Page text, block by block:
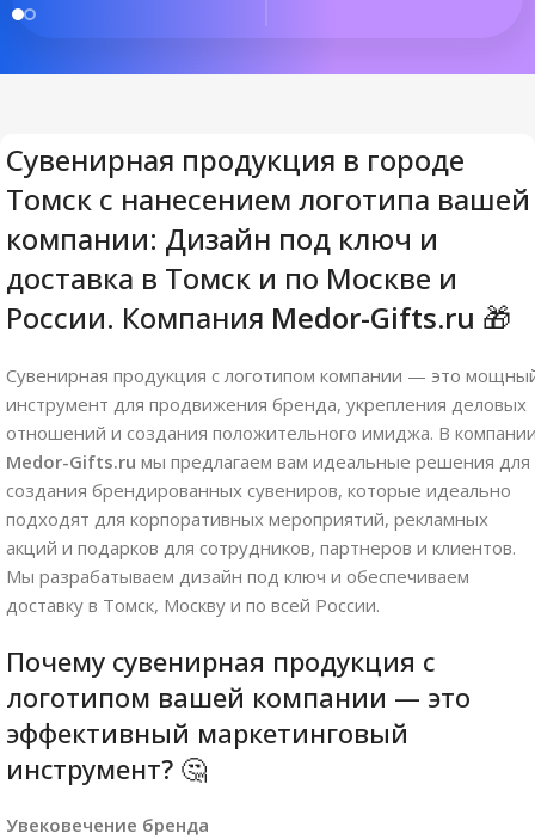
Сувенирная продукция в городе
Томск с нанесением логотипа вашей
компании: Дизайн под ключ и
доставка в Томск и по Москве и
России. Компания Medor-Gifts.ru 🎁
Сувенирная продукция с логотипом компании — это
инструмент для продвижения бренда, укрепления деловых
отношений и создания положительного имиджа. В
Medor-Gifts.ru мы предлагаем вам идеальные решения для
создания брендированных сувениров, которые идеально
подходят для корпоративных мероприятий, рекламных
акций и подарков для сотрудников, партнеров и клиентов.
Мы разрабатываем дизайн под ключ и обеспечиваем
доставку в Томск, Москву и по всей России.
Почему сувенирная продукция с
логотипом вашей компании — это
эффективный маркетинговый
инструмент? 🤔
Увековечение бренда